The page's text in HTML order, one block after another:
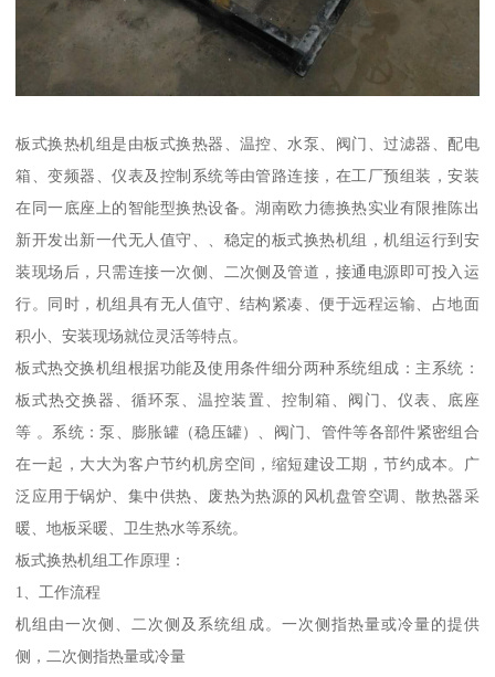
板式换热机组是由板式换热器、温控、水泵、阀门、过滤器、配电
箱、变频器、仪表及控制系统等由管路连接，在工厂预组装，安装
在同一底座上的智能型换热设备。湖南欧力德换热实业有限推陈出
新开发出新一代无人值守、、稳定的板式换热机组，机组运行到安
装现场后，只需连接一次侧、二次侧及管道，接通电源即可投入运
行。同时，机组具有无人值守、结构紧凑、便于远程运输、占地面
积小、安装现场就位灵活等特点。
板式热交换机组根据功能及使用条件细分两种系统组成：主系统：
板式热交换器、循环泵、温控装置、控制箱、阀门、仪表、底座
等 。系统：泵、膨胀罐（稳压罐）、阀门、管件等各部件紧密组合
在一起，大大为客户节约机房空间，缩短建设工期，节约成本。广
泛应用于锅炉、集中供热、废热为热源的风机盘管空调、散热器采
暖、地板采暖、卫生热水等系统。
板式换热机组工作原理：
1、工作流程
机组由一次侧、二次侧及系统组成。一次侧指热量或冷量的提供
侧，二次侧指热量或冷量